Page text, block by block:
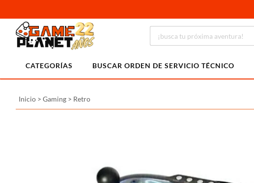
CATEGORÍAS BUSCAR ORDEN DE SERVICIO TÉCNICO
Inicio > Gaming > Retro